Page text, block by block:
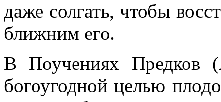
даже солгать, чтобы
ближним его.
В Поучениях Предков
богоугодной целью